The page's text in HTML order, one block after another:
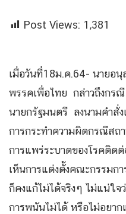
Post Views: 1,381
เมื่อวันที่18ม.ค.64- นายอ
พรรคเพื่อไทย กล่าวถึงกร
นายกรัฐมนตรี ลงนามคำสั่
การกระทำความผิดกรณีสถ
การแพร่ระบาดของโรคติด
เห็นการแต่งตั้งคณะกรรมก
ก็คงแก้ไม่ได้จริงๆ ไม่แน่ใ
การพนันไม่ได้ หรือไม่อยา